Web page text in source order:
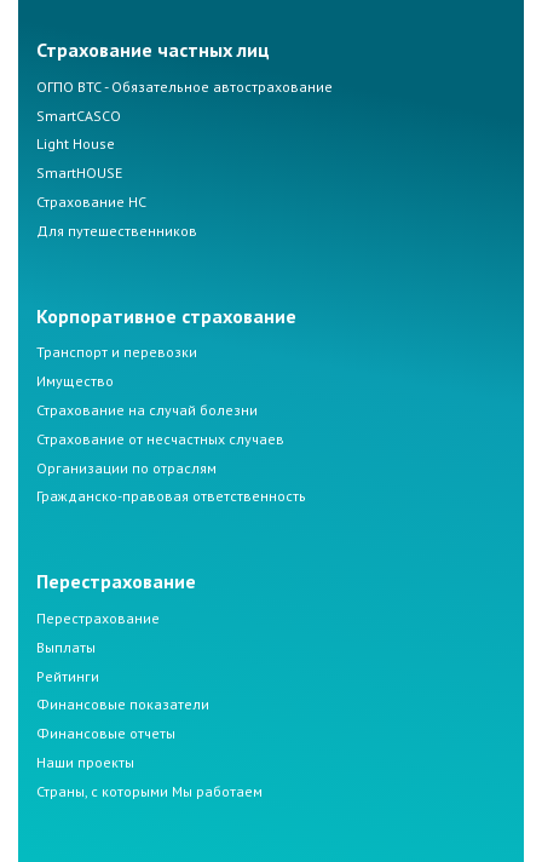
Страхование частных лиц
ОГПО ВТС - Обязательное автострахование
SmartCASCO
Light House
SmartHOUSE
Страхование НС
Для путешественников
Корпоративное страхование
Транспорт и перевозки
Имущество
Страхование на случай болезни
Страхование от несчастных случаев
Организации по отраслям
Гражданско-правовая ответственность
Перестрахование
Перестрахование
Выплаты
Рейтинги
Финансовые показатели
Финансовые отчеты
Наши проекты
Страны, с которыми Мы работаем